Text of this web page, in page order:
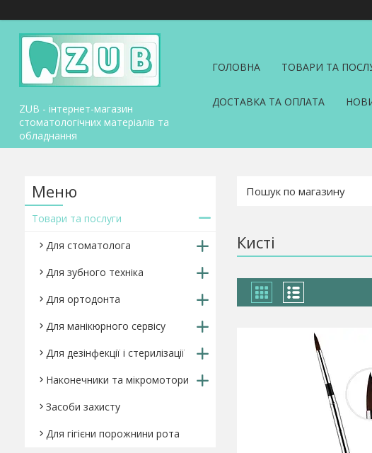
ZUB - інтернет-магазин
стоматологічних матеріалів та
обладнання
ГОЛОВНА ТОВАРИ ТА
ДОСТАВКА ТА ОПЛАТА
Кисті
Товари та послуги
Для стоматолога
Для зубного техніка
Для ортодонта
Для манікюрного сервісу
Для дезінфекції і стерилізації
Наконечники та мікромотори
Засоби захисту
Для гігієни порожнини рота